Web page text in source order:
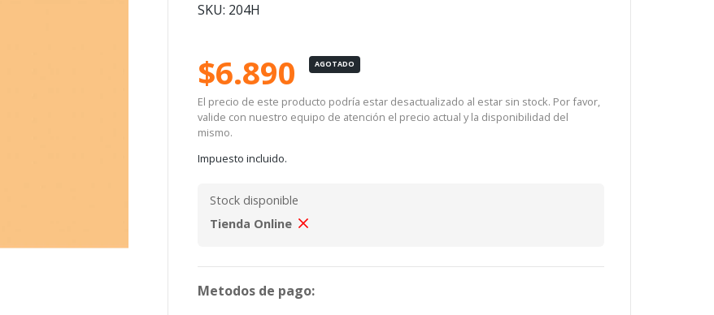
SKU: 204H
$6.890 AGOTADO
El precio de este producto podría estar desactualizado al estar sin stock. Por favor,
valide con nuestro equipo de atención el precio actual y la disponibilidad del
mismo.
Impuesto incluido.
Stock disponible
Tienda Online
Metodos de pago: